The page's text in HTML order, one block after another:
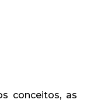
conceitos, as